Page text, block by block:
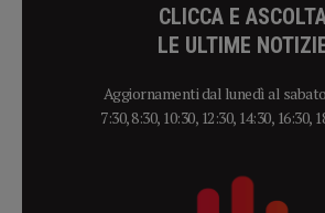
CLICCA E
LE ULTIME
Aggiornamenti dal lunedì al
7:30, 8:30, 10:30, 12:30, 14:30, 16:30,